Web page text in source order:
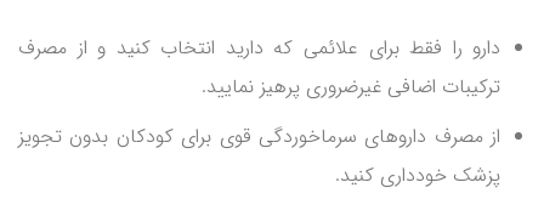
دارو را فقط برای علائمی که دارید انتخاب کنید و از مصرف
ترکیبات اضافی غیرضروری پرهیز نمایید.
از مصرف داروهای سرماخوردگی قوی برای کودکان بدون تجویز
پزشک خودداری کنید.